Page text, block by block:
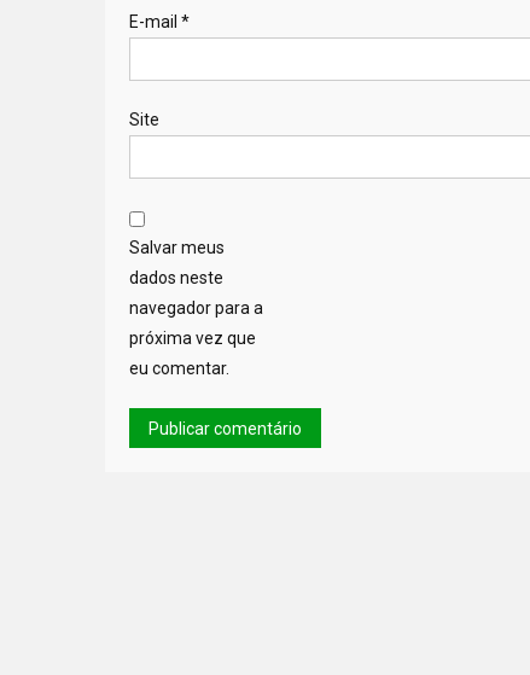
E-mail *
Site
Salvar meus
dados neste
navegador para a
próxima vez que
eu comentar.